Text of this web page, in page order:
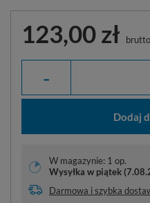
123,00 zł brutto
-
Dodaj
W magazynie: 1 op.
Wysyłka w piątek
Darmowa i szybka